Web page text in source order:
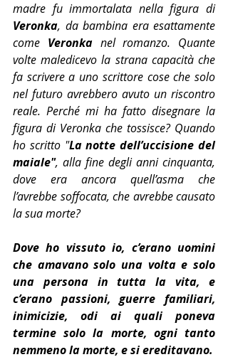
madre fu immortalata nella figura di
Veronka, da bambina era esattamente
come Veronka nel romanzo. Quante
volte maledicevo la strana capacità che
fa scrivere a uno scrittore cose che solo
nel futuro avrebbero avuto un riscontro
reale. Perché mi ha fatto disegnare la
figura di Veronka che tossisce? Quando
ho scritto "La notte dell’uccisione del
maiale", alla fine degli anni cinquanta,
dove era ancora quell’asma che
l’avrebbe soffocata, che avrebbe causato
la sua morte?
Dove ho vissuto io, c’erano uomini
che amavano solo una volta e solo
una persona in tutta la vita, e
c’erano passioni, guerre familiari,
inimicizie, odi ai quali poneva
termine solo la morte, ogni tanto
nemmeno la morte, e si ereditavano.